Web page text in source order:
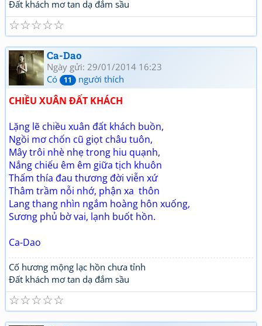
Đất khách mơ tan dạ đắm sầu
☆
☆
☆
☆
☆
Ca-Dao
Ngày gửi: 29/01/2014 16:23
Có
11 người thích
CHIỀU XUÂN ĐẤT KHÁCH
Lặng lẽ chiều xuân đất khách buồn,
Ngồi mơ chốn cũ giọt châu tuôn,
Mây trôi nhè nhẹ trong hiu quạnh,
Nắng chiếu êm êm giữa tịch khuôn
Thấm thía đau thương đời viễn xứ
Thâm trầm nỗi nhớ, phận xa thôn
Lang thang nhìn ngắm hoàng hôn xuống,
Sương phủ bờ vai, lạnh buốt hồn.
Ca-Dao
Cố hương mộng lạc hồn chưa tỉnh
Đất khách mơ tan dạ đắm sầu
☆
☆
☆
☆
☆